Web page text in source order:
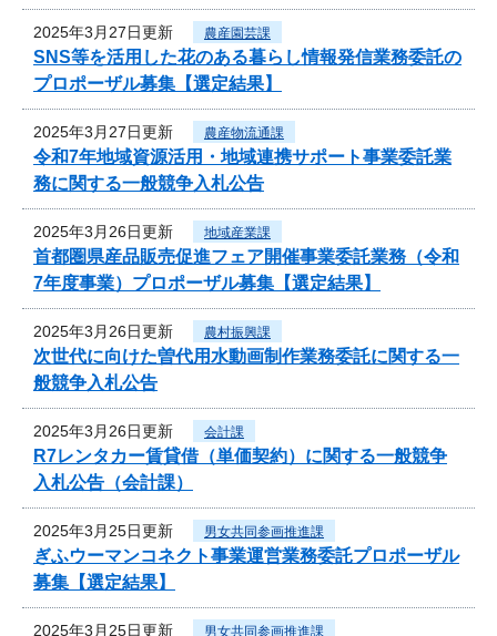
2025年3月27日更新 農産園芸課
SNS等を活用した花のある暮らし情報発信業務委託の
プロポーザル募集【選定結果】
2025年3月27日更新 農産物流通課
令和7年地域資源活用・地域連携サポート事業委託業
務に関する一般競争入札公告
2025年3月26日更新 地域産業課
首都圏県産品販売促進フェア開催事業委託業務（令和
7年度事業）プロポーザル募集【選定結果】
2025年3月26日更新 農村振興課
次世代に向けた曽代用水動画制作業務委託に関する一
般競争入札公告
2025年3月26日更新 会計課
R7レンタカー賃貸借（単価契約）に関する一般競争
入札公告（会計課）
2025年3月25日更新 男女共同参画推進課
ぎふウーマンコネクト事業運営業務委託プロポーザル
募集【選定結果】
2025年3月25日更新 男女共同参画推進課